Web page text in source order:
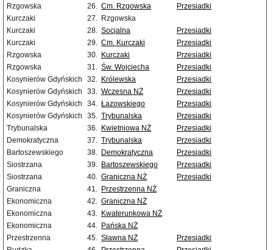
Rzgowska
26. Cm. Rzgowska
Przesiadki
Kurczaki
27. Rzgowska
Kurczaki
28. Socjalna
Przesiadki
Kurczaki
29. Cm. Kurczaki
Przesiadki
Rzgowska
30. Kurczaki
Przesiadki
Rzgowska
31. Św. Wojciecha
Przesiadki
Kosynierów Gdyńskich
32. Królewska
Przesiadki
Kosynierów Gdyńskich
33. Wczesna NŻ
Przesiadki
Kosynierów Gdyńskich
34. Łazowskiego
Przesiadki
Kosynierów Gdyńskich
35. Trybunalska
Przesiadki
Trybunalska
36. Kwietniowa NŻ
Przesiadki
Demokratyczna
37. Trybunalska
Przesiadki
Bartoszewskiego
38. Demokratyczna
Przesiadki
Siostrzana
39. Bartoszewskiego
Przesiadki
Siostrzana
40. Graniczna NŻ
Przesiadki
Graniczna
41. Przestrzenna NŻ
Ekonomiczna
42. Graniczna NŻ
Ekonomiczna
43. Kwaterunkowa NŻ
Ekonomiczna
44. Pańska NŻ
Przestrzenna
45. Sławna NŻ
Przesiadki